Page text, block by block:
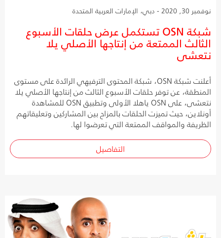
نوفمبر 30, 2020 - دبي، الإمارات العربية المتحدة
شبكة OSN تستكمل عرض حلقات الأسبوع
الثالث الممتعة من إنتاجها الأصلي يلا
نتعشى
أعلنت شبكة OSN، شبكة المحتوى الترفيهي الرائدة على مستوى
المنطقة، عن توفر حلقات الأسبوع الثالث من إنتاجها الأصلي يلا
نتعشى، على OSN ياهلا الأولى وتطبيق OSN للمشاهدة
أونلاين، حيث تميزت الحلقات بالمزاح بين المشاركين وتعليقاتهم
الظريفة والمواقف الممتعة التي تعرضوا لها.
التفاصيل